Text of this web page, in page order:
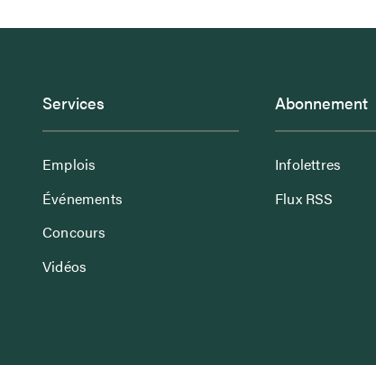
Services
Emplois
Événements
Concours
Vidéos
Abonnement
Infolettres
Flux RSS